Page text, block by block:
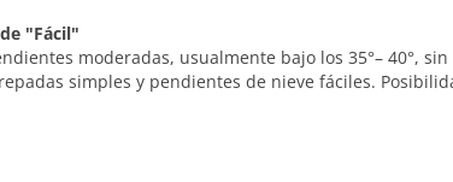
"Fácil"
moderadas, usualmente bajo los 35°– 40°,
simples y pendientes de nieve fáciles.